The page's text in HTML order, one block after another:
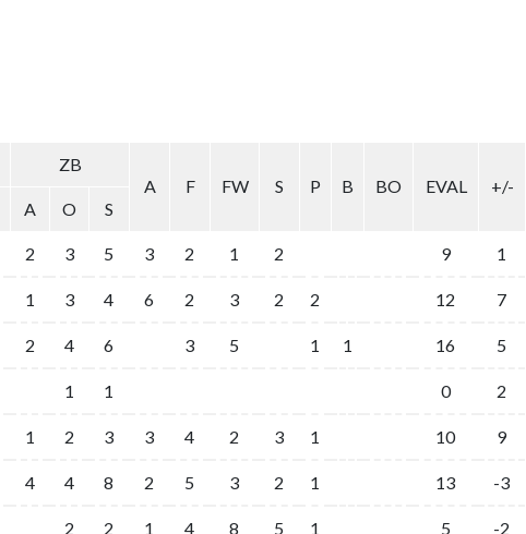
ZB
A
F FW S P B BO EVAL
+/-
A O S
2 3 5 3 2 1 2 9 1
1 3 4 6 2 3 2 2 12 7
2 4 6 3 5 1 1 16 5
1 1 0 2
1 2 3 3 4 2 3 1 10 9
4 4 8 2 5 3 2 1 13 -3
2 2 1 4 8 5 1 5 -2